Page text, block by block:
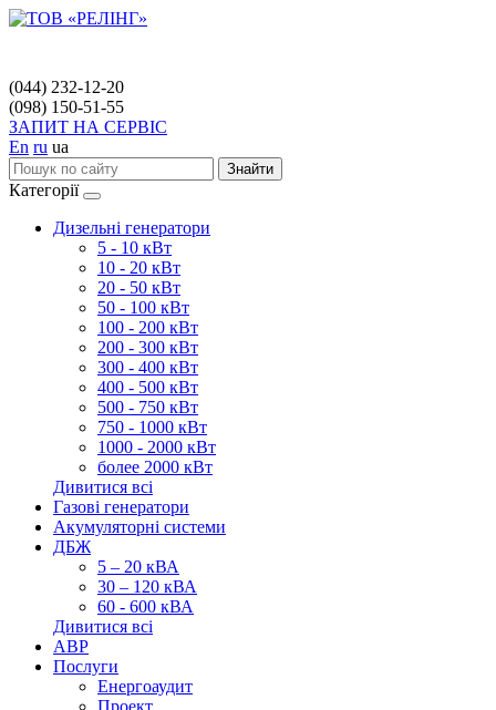
(044) 232-12-20
(098) 150-51-55
ЗАПИТ НА СЕРВІС
En ru ua
Знайти
Категорії
Дизельні генератори
5 - 10 кВт
10 - 20 кВт
20 - 50 кВт
50 - 100 кВт
100 - 200 кВт
200 - 300 кВт
300 - 400 кВт
400 - 500 кВт
500 - 750 кВт
750 - 1000 кВт
1000 - 2000 кВт
более 2000 кВт
Дивитися всі
Газові генератори
Акумуляторні системи
ДБЖ
5 – 20 кВА
30 – 120 кВА
60 - 600 кВА
Дивитися всі
АВР
Послуги
Енергоаудит
Проект